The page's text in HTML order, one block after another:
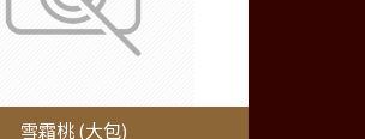
雪霜桃 (大包)